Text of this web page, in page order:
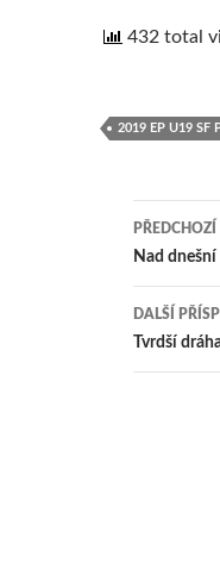
432 total
2019 EP U19 SF
pro
Nad dnešní
DALŠÍ
Tvrdší